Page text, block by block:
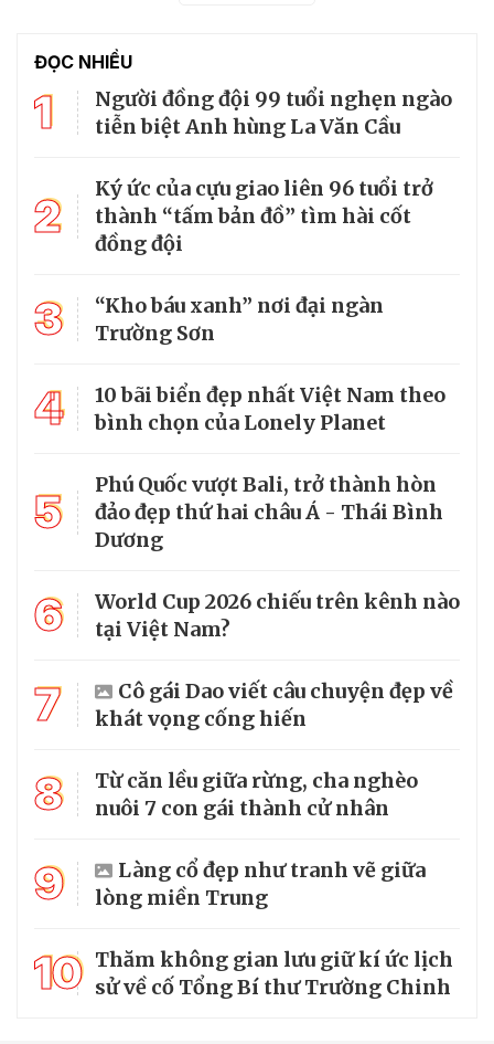
ĐỌC NHIỀU
1
Người đồng đội 99 tuổi nghẹn ngào
tiễn biệt Anh hùng La Văn Cầu
2
Ký ức của cựu giao liên 96 tuổi trở
thành “tấm bản đồ” tìm hài cốt
đồng đội
3
“Kho báu xanh” nơi đại ngàn
Trường Sơn
4
10 bãi biển đẹp nhất Việt Nam theo
bình chọn của Lonely Planet
5
Phú Quốc vượt Bali, trở thành hòn
đảo đẹp thứ hai châu Á - Thái Bình
Dương
6
World Cup 2026 chiếu trên kênh nào
tại Việt Nam?
7
Cô gái Dao viết câu chuyện đẹp về
khát vọng cống hiến
8
Từ căn lều giữa rừng, cha nghèo
nuôi 7 con gái thành cử nhân
9
Làng cổ đẹp như tranh vẽ giữa
lòng miền Trung
10 Thăm không gian lưu giữ kí ức lịch
sử về cố Tổng Bí thư Trường Chinh